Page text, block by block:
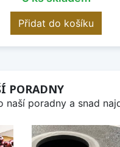
Přidat do košíku
PORADNY
poradny a snad